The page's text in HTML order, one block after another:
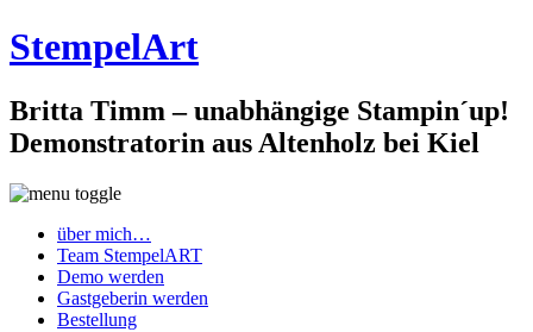
StempelArt
Britta Timm – unabhängige Stampin´up!
Demonstratorin aus Altenholz bei Kiel
über mich…
Team StempelART
Demo werden
Gastgeberin werden
Bestellung